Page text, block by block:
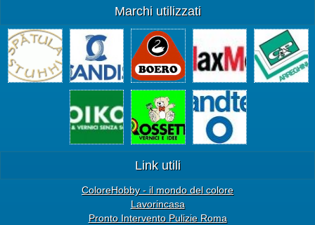
Marchi utilizzati
Link utili
ColoreHobby - il mondo del colore
Lavorincasa
Pronto Intervento Pulizie Roma